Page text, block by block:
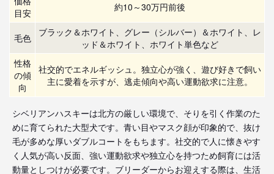
目安
約10～30万円前後
毛色
ブラック＆ホワイト、グレー（シルバー）＆ホワイト、レ
ッド＆ホワイト、ホワイト単色など
性格
の傾
向
社交的でエネルギッシュ。独立心が強く、遊び好きで飼い
主に愛着を示すが、逃走傾向や高い運動欲求に注意。
シベリアンハスキーは北方の厳しい環境で、そりを引く作業のた
めに育てられた大型犬です。青い目やマスク顔が印象的で、抜け
毛が多めな厚いダブルコートをもちます。社交的で人に懐きやす
く人気が高い反面、強い運動欲求や独立心を持つため飼育には活
動量としつけが必要です。ブリーダーからお迎えする際は、生活